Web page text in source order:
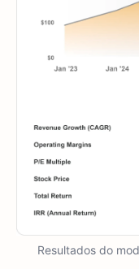
Resultados do